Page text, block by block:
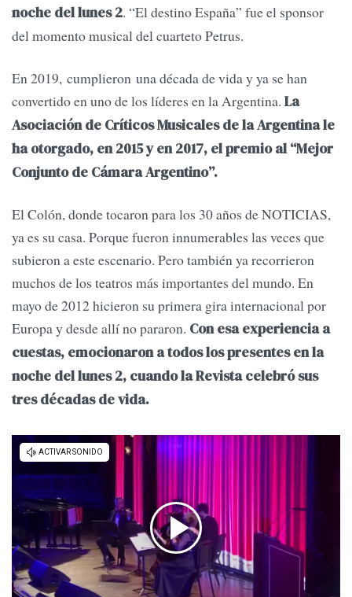
noche del lunes 2. “El destino España” fue el sponsor
del momento musical del cuarteto Petrus.
En 2019, cumplieron una década de vida y ya se han
convertido en uno de los líderes en la Argentina. La
Asociación de Críticos Musicales de la Argentina le
ha otorgado, en 2015 y en 2017, el premio al “Mejor
Conjunto de Cámara Argentino”.
El Colón, donde tocaron para los 30 años de NOTICIAS,
ya es su casa. Porque fueron innumerables las veces que
subieron a este escenario. Pero también ya recorrieron
muchos de los teatros más importantes del mundo. En
mayo de 2012 hicieron su primera gira internacional por
Europa y desde allí no pararon. Con esa experiencia a
cuestas, emocionaron a todos los presentes en la
noche del lunes 2, cuando la Revista celebró sus
tres décadas de vida.